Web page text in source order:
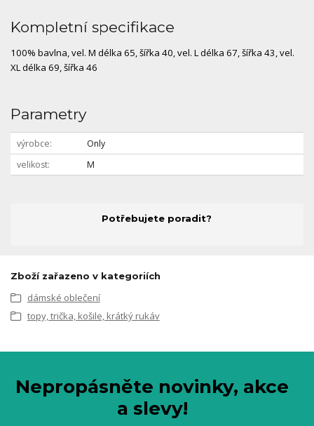
Kompletní specifikace
100% bavlna, vel. M délka 65, šířka 40, vel. L délka 67, šířka 43, vel.
XL délka 69, šířka 46
Parametry
výrobce
Only
velikost
M
Potřebujete poradit?
Zboží zařazeno v kategoriích
dámské oblečení
topy, trička, košile, krátký rukáv
Nepropásněte novinky, akce
a slevy!